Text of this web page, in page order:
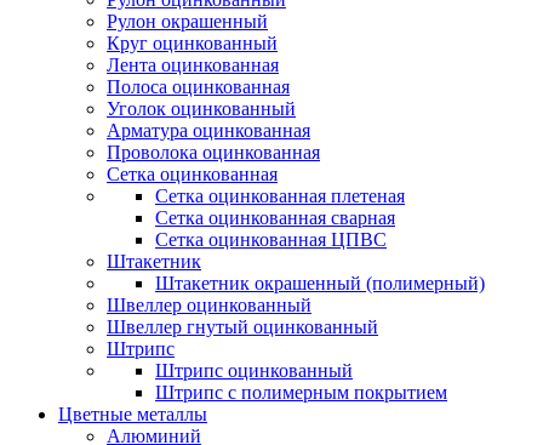
Рулон окрашенный
Круг оцинкованный
Лента оцинкованная
Полоса оцинкованная
Уголок оцинкованный
Арматура оцинкованная
Проволока оцинкованная
Сетка оцинкованная
Сетка оцинкованная плетеная
Сетка оцинкованная сварная
Сетка оцинкованная ЦПВС
Штакетник
Штакетник окрашенный (полимерный)
Швеллер оцинкованный
Швеллер гнутый оцинкованный
Штрипс
Штрипс оцинкованный
Штрипс с полимерным покрытием
Цветные металлы
Алюминий